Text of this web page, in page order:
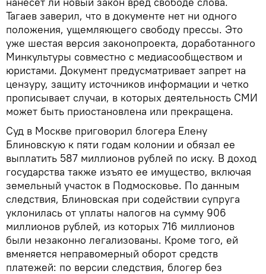
Тагаев заверил, что в документе нет ни одного
положения, ущемляющего свободу прессы. Это
уже шестая версия законопроекта, доработанного
Минкультуры совместно с медиасообществом и
юристами. Документ предусматривает запрет на
цензуру, защиту источников информации и четко
прописывает случаи, в которых деятельность СМИ
может быть приостановлена или прекращена.
Суд в Москве приговорил блогера Елену
Блиновскую к пяти годам колонии и обязал ее
выплатить 587 миллионов рублей по иску. В доход
государства также изъято ее имущество, включая
земельный участок в Подмосковье. По данным
следствия, Блиновская при содействии супруга
уклонилась от уплаты налогов на сумму 906
миллионов рублей, из которых 716 миллионов
были незаконно легализованы. Кроме того, ей
вменяется неправомерный оборот средств
платежей: по версии следствия, блогер без